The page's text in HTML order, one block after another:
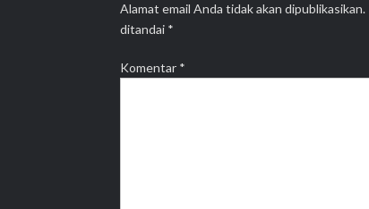
Alamat email Anda tidak akan dipublikasikan.
ditandai *
Komentar *